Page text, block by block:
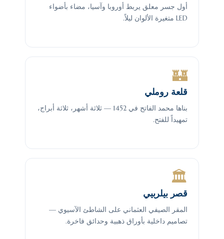
أول جسر معلق يربط أوروبا وآسيا، مضاء بأضواء
LED متغيرة الألوان ليلاً.
🏰
قلعة روملي
بناها محمد الفاتح في 1452 — ثلاثة أشهر، ثلاثة أبراج،
تمهيداً للفتح.
🏛
قصر بيلربيي
المقر الصيفي العثماني على الشاطئ الآسيوي —
تصاميم داخلية بأوراق ذهبية وحدائق فاخرة.